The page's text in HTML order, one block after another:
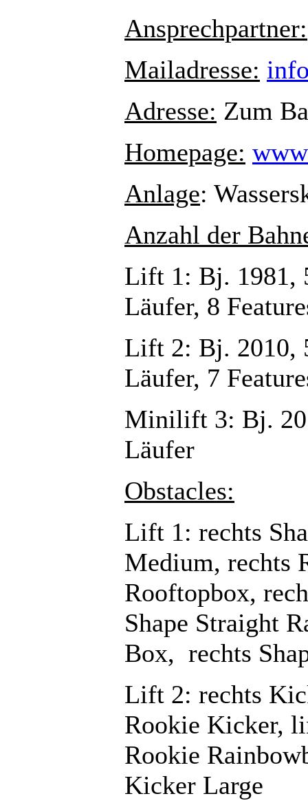
Ansprechpartner:
Mailadresse:
Adresse: Zum
Homepage:
Anlage:
Anzahl der
Lift 1: Bj. 1981,
Läufer, 8
Lift 2: Bj. 2010,
Läufer, 7
Minilift 3: Bj.
Läufer
Obstacles:
Lift 1: rechts
Medium, rechts
Rooftopbox,
Shape Straight
Box, rechts
Lift 2: rechts
Rookie Kicker,
Rookie
Kicker Large